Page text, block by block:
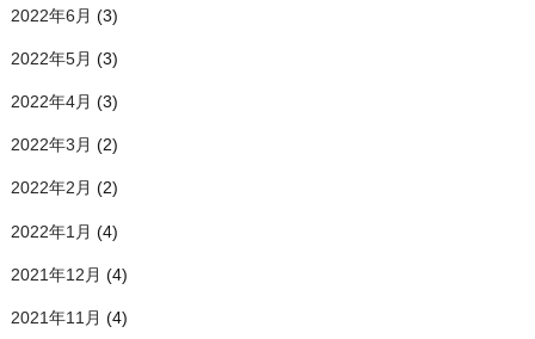
2022年6月 (3)
2022年5月 (3)
2022年4月 (3)
2022年3月 (2)
2022年2月 (2)
2022年1月 (4)
2021年12月 (4)
2021年11月 (4)